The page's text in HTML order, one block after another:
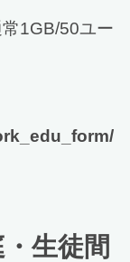
1GB/50ユー
生徒間